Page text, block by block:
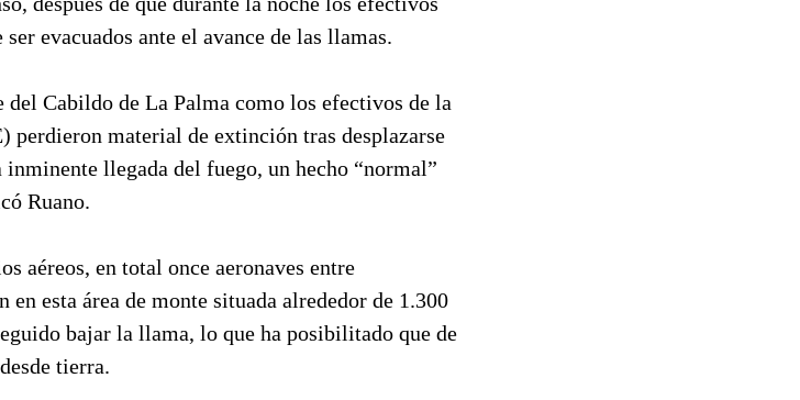
evacuados ante el avance de las llamas.
Cabildo de La Palma como los efectivos de la
material de extinción tras desplazarse
llegada del fuego, un hecho “normal”
Ruano.
aéreos, en total once aeronaves entre
esta área de monte situada alrededor de 1.300
bajar la llama, lo que ha posibilitado que de
tierra.